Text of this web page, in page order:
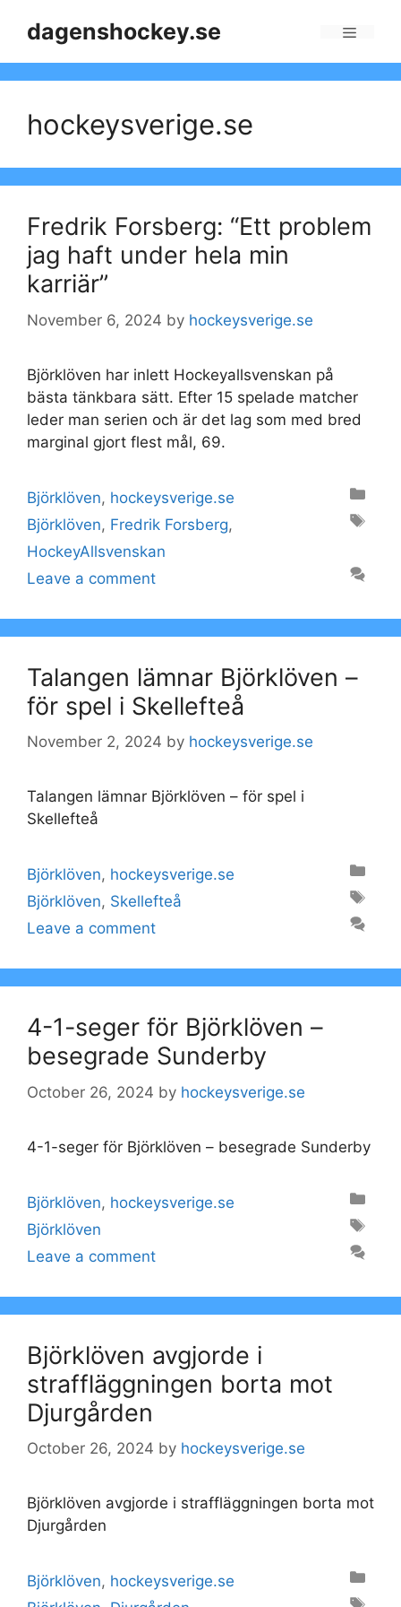
dagenshockey.se
hockeysverige.se
Fredrik Forsberg: “Ett problem
jag haft under hela min
karriär”
November 6, 2024 by hockeysverige.se
Björklöven har inlett Hockeyallsvenskan på
bästa tänkbara sätt. Efter 15 spelade matcher
leder man serien och är det lag som med bred
marginal gjort flest mål, 69.
Categories
Björklöven, hockeysverige.se
Tags
Björklöven, Fredrik Forsberg,
HockeyAllsvenskan
Leave a comment
Talangen lämnar Björklöven –
för spel i Skellefteå
November 2, 2024 by hockeysverige.se
Talangen lämnar Björklöven – för spel i
Skellefteå
Categories
Björklöven, hockeysverige.se
Tags
Björklöven, Skellefteå
Leave a comment
4-1-seger för Björklöven –
besegrade Sunderby
October 26, 2024 by hockeysverige.se
4-1-seger för Björklöven – besegrade Sunderby
Categories
Björklöven, hockeysverige.se
Tags
Björklöven
Leave a comment
Björklöven avgjorde i
straffläggningen borta mot
Djurgården
October 26, 2024 by hockeysverige.se
Björklöven avgjorde i straffläggningen borta mot
Djurgården
Categories
Björklöven, hockeysverige.se